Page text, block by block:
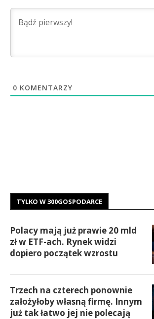
0 KOMENTARZY
TYLKO W 300GOSPODARCE
Polacy mają już prawie 20 mld
zł w ETF-ach. Rynek widzi
dopiero początek wzrostu
Trzech na czterech ponownie
założyłoby własną firmę. Innym
już tak łatwo jej nie polecają